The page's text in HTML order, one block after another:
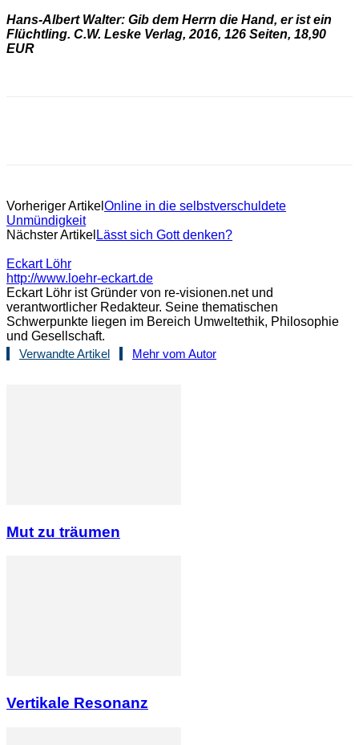
Hans-Albert Walter: Gib dem Herrn die Hand, er ist ein
Flüchtling. C.W. Leske Verlag, 2016, 126 Seiten, 18,90
EUR
Vorheriger Artikel Online in die selbstverschuldete
Unmündigkeit
Nächster Artikel Lässt sich Gott denken?
Eckart Löhr
http://www.loehr-eckart.de
Eckart Löhr ist Gründer von re-visionen.net und
verantwortlicher Redakteur. Seine thematischen
Schwerpunkte liegen im Bereich Umweltethik, Philosophie
und Gesellschaft.
Verwandte Artikel
Mehr vom Autor
Mut zu träumen
Vertikale Resonanz